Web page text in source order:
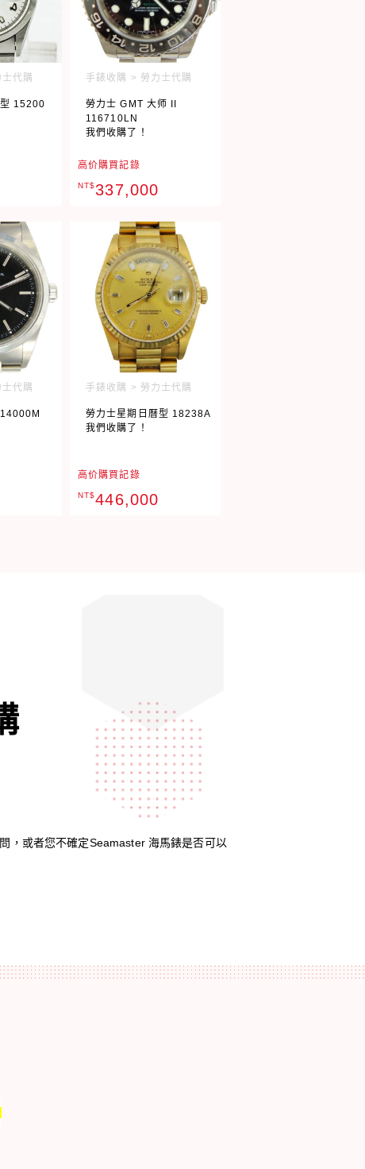
代購
15200
手錶收購 > 勞力士代購
勞力士 GMT 大师 II
116710LN
我們收購了！
高价購買記錄
NT$337,000
代購 手錶收購 > 勞力士代購
勞力士星期日曆型 18238A
我們收購了！
高价購買記錄
NT$446,000
，或者您不確定Seamaster 海馬錶是否可以